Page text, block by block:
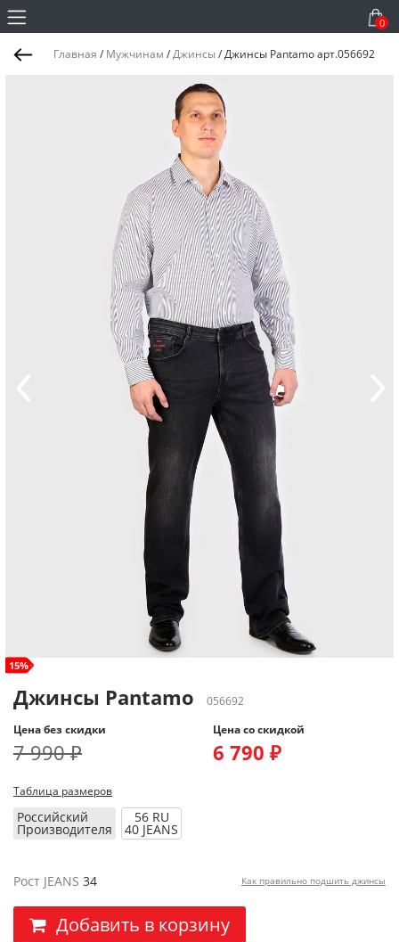
0
Главная / Мужчинам /Джинсы/Джинсы Pantamo арт.056692
size+
15%
Джинсы Pantamo
056692
Цена без скидки
7 990 ₽
Цена со скидкой
6 790 ₽
Таблица размеров
Российский
Производителя
56 RU
40 JEANS
Рост JEANS 34 Как правильно подшить джинсы
Добавить в корзину